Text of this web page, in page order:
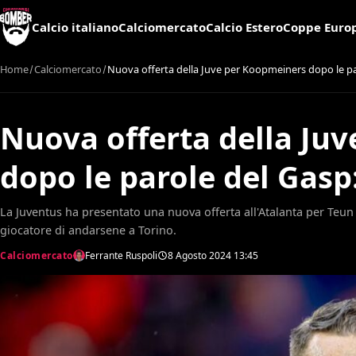
Calcio italianoCalciomercatoCalcio EsteroCoppe
Home Calciomercato Nuova offerta della Juve per Koopmeiners dopo le
Nuova offerta della
dopo le parole del
La Juventus ha presentato una nuova offerta all'Atalanta per
giocatore di andarsene a Torino.
Calciomercato Ferrante Ruspoli 8 Agosto 2024 13:45